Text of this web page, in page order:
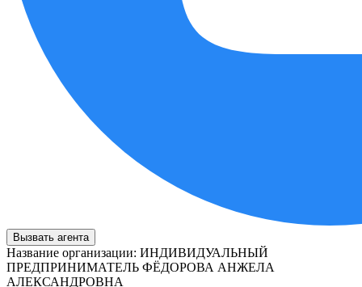
Вызвать агента
Название организации: ИНДИВИДУАЛЬНЫЙ
ПРЕДПРИНИМАТЕЛЬ ФЁДОРОВА АНЖЕЛА
АЛЕКСАНДРОВНА